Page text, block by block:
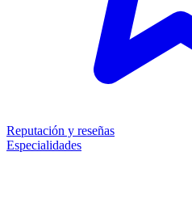
Reputación y reseñas
Especialidades